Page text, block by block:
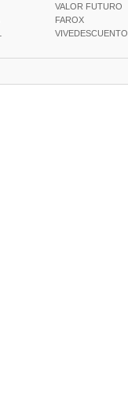
VALOR FUTURO
FAROX